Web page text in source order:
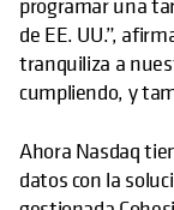
programar una
de EE. UU.”,
tranquiliza a
cumpliendo, y
Ahora Nasdaq
datos con la